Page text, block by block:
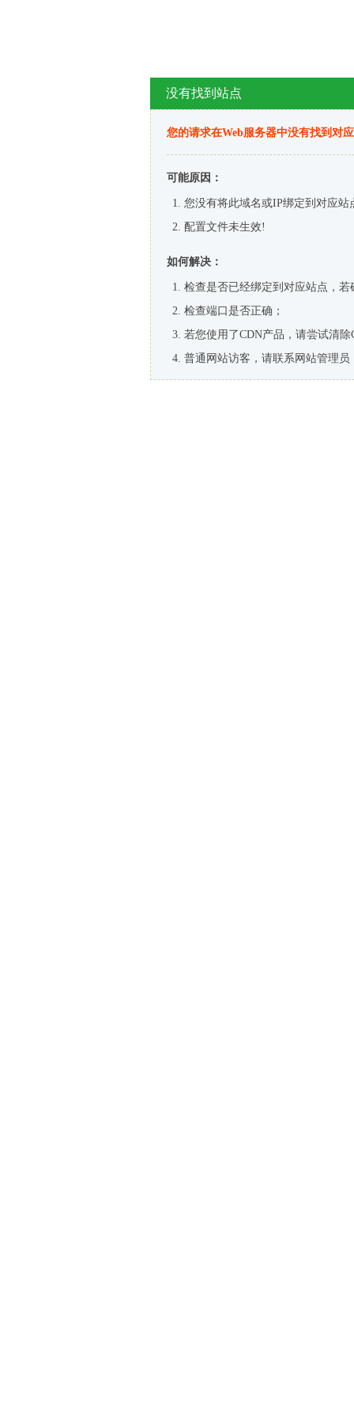
没有找到站点
您的请求在Web服务器中没有找到对
可能原因：
您没有将此域名或IP绑定到对应站
配置文件未生效!
如何解决：
检查是否已经绑定到对应站点，
检查端口是否正确；
若您使用了CDN产品，请尝试清除
普通网站访客，请联系网站管理员